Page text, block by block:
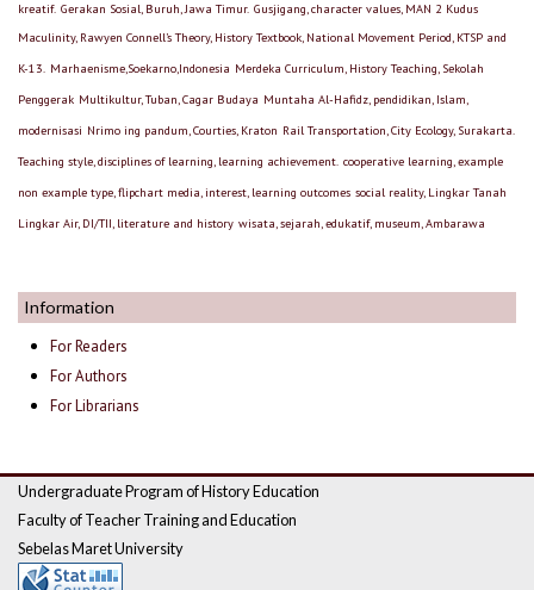
kreatif. Gerakan Sosial, Buruh, Jawa Timur. Gusjigang, character values, MAN 2 Kudus
Maculinity, Rawyen Connell’s Theory, History Textbook, National Movement Period, KTSP and
K-13. Marhaenisme,Soekarno,Indonesia Merdeka Curriculum, History Teaching, Sekolah
Penggerak Multikultur, Tuban, Cagar Budaya Muntaha Al-Hafidz, pendidikan, Islam,
modernisasi Nrimo ing pandum, Courties, Kraton Rail Transportation, City Ecology, Surakarta.
Teaching style, disciplines of learning, learning achievement. cooperative learning, example
non example type, flipchart media, interest, learning outcomes social reality, Lingkar Tanah
Lingkar Air, DI/TII, literature and history wisata, sejarah, edukatif, museum, Ambarawa
Information
For Readers
For Authors
For Librarians
Undergraduate Program of History Education
Faculty of Teacher Training and Education
Sebelas Maret University